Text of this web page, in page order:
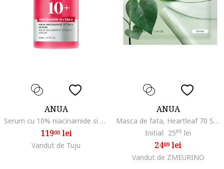
ANUA
Serum cu 10% niacinamide si 4% acid tranexamic 30ml
11900lei
Vandut de Tuju
ANUA
Masca de fata, Heartleaf 70 Soothing Collagen, 38 gr
Initial: 2589 lei
2489lei
Vandut de ZMEURINO